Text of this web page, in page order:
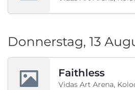
Donnerstag, 13
Faithless